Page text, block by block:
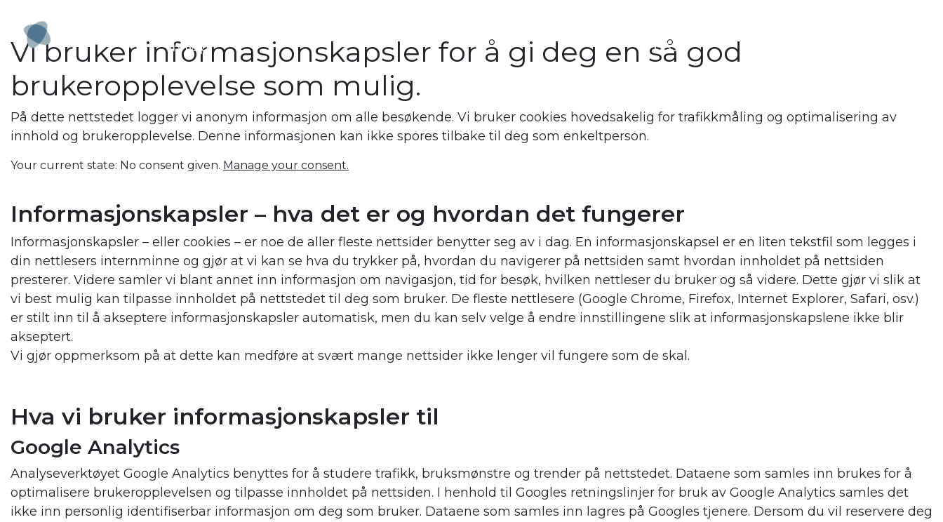
Main Navigation
avløp
oss
Vi bruker informasjonskapsler for å gi deg en så god
brukeropplevelse som mulig.
På dette nettstedet logger vi anonym informasjon om alle besøkende. Vi bruker cookies hovedsakelig for trafikkmåling og optimalisering av
innhold og brukeropplevelse. Denne informasjonen kan ikke spores tilbake til deg som enkeltperson.
Your current state: No consent given. Manage your consent.
Informasjonskapsler – hva det er og hvordan det fungerer
Informasjonskapsler – eller cookies – er noe de aller fleste nettsider benytter seg av i dag. En informasjonskapsel er en liten tekstfil som legges i
din nettlesers internminne og gjør at vi kan se hva du trykker på, hvordan du navigerer på nettsiden samt hvordan innholdet på nettsiden
presterer. Videre samler vi blant annet inn informasjon om navigasjon, tid for besøk, hvilken nettleser du bruker og så videre. Dette gjør vi slik at
vi best mulig kan tilpasse innholdet på nettstedet til deg som bruker. De fleste nettlesere (Google Chrome, Firefox, Internet Explorer, Safari, osv.)
er stilt inn til å akseptere informasjonskapsler automatisk, men du kan selv velge å endre innstillingene slik at informasjonskapslene ikke blir
akseptert.
Vi gjør oppmerksom på at dette kan medføre at svært mange nettsider ikke lenger vil fungere som de skal.
Hva vi bruker informasjonskapsler til
Google Analytics
Analyseverktøyet Google Analytics benyttes for å studere trafikk, bruksmønstre og trender på nettstedet. Dataene som samles inn brukes for å
optimalisere brukeropplevelsen og tilpasse innholdet på nettsiden. I henhold til Googles retningslinjer for bruk av Google Analytics samles det
ikke inn personlig identifiserbar informasjon om deg som bruker. Dataene som samles inn lagres på Googles tjenere. Dersom du vil reservere deg